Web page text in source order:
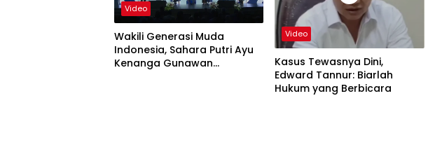
Video
Wakili Generasi Muda
Indonesia, Sahara Putri Ayu
Kenanga Gunawan
Video
Kasus Tewasnya Dini,
Edward Tannur: Biarlah
Hukum yang Berbicara